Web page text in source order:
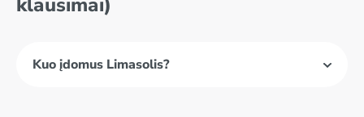
Kuo įdomus Limasolis?